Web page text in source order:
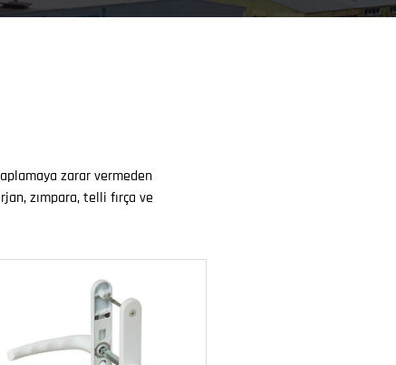
zarar vermeden
zımpara, telli fırça ve